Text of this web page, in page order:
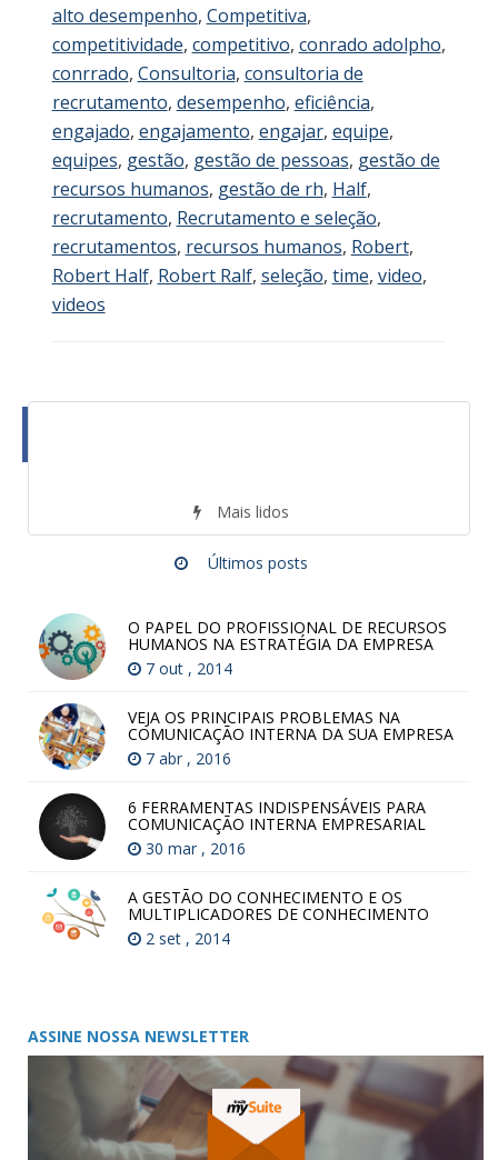
alto desempenho, Competitiva,
competitividade, competitivo, conrado adolpho,
conrrado, Consultoria, consultoria de
recrutamento, desempenho, eficiência,
engajado, engajamento, engajar, equipe,
equipes, gestão, gestão de pessoas, gestão de
recursos humanos, gestão de rh, Half,
recrutamento, Recrutamento e seleção,
recrutamentos, recursos humanos, Robert,
Robert Half, Robert Ralf, seleção, time, video,
videos
Mais lidos
Últimos posts
O PAPEL DO PROFISSIONAL DE RECURSOS
HUMANOS NA ESTRATÉGIA DA EMPRESA
7 out , 2014
VEJA OS PRINCIPAIS PROBLEMAS NA
COMUNICAÇÃO INTERNA DA SUA EMPRESA
7 abr , 2016
6 FERRAMENTAS INDISPENSÁVEIS PARA
COMUNICAÇÃO INTERNA EMPRESARIAL
30 mar , 2016
A GESTÃO DO CONHECIMENTO E OS
MULTIPLICADORES DE CONHECIMENTO
2 set , 2014
ASSINE NOSSA NEWSLETTER